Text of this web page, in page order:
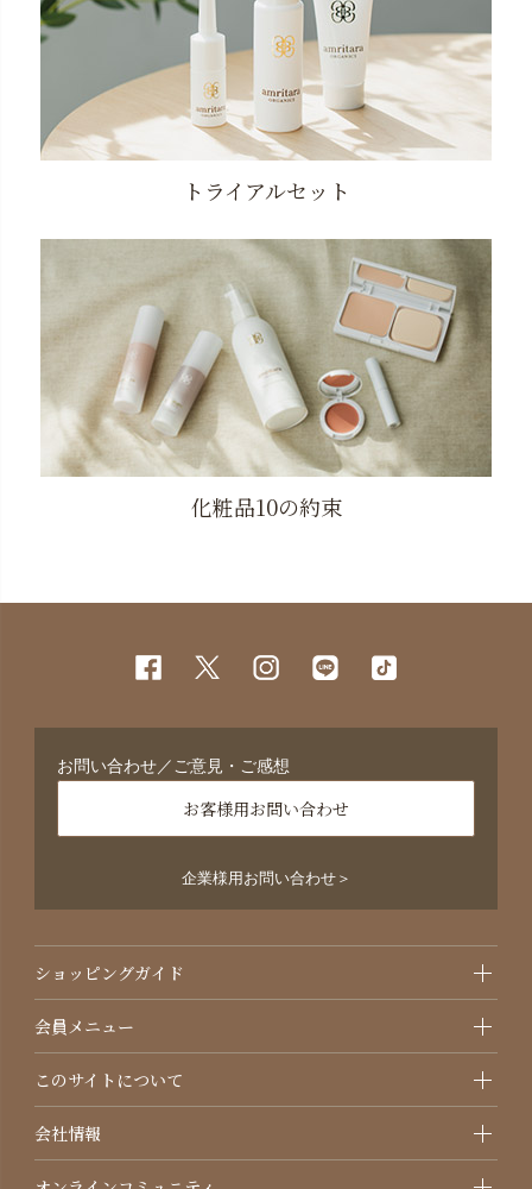
トライアルセット
化粧品10の約束
お問い合わせ／ご意見・ご感想
お客様用お問い合わせ
企業様用お問い合わせ＞
ショッピングガイド
会員メニュー
このサイトについて
会社情報